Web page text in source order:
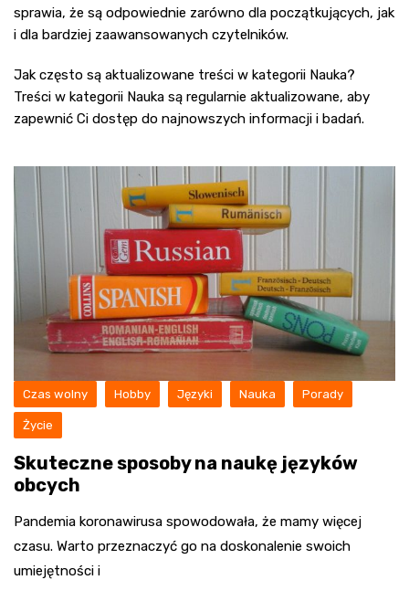
sprawia, że są odpowiednie zarówno dla początkujących, jak
i dla bardziej zaawansowanych czytelników.
Jak często są aktualizowane treści w kategorii Nauka?
Treści w kategorii Nauka są regularnie aktualizowane, aby
zapewnić Ci dostęp do najnowszych informacji i badań.
Czas wolny Hobby Języki Nauka Porady
Życie
Skuteczne sposoby na naukę języków
obcych
Pandemia koronawirusa spowodowała, że mamy więcej
czasu. Warto przeznaczyć go na doskonalenie swoich
umiejętności i